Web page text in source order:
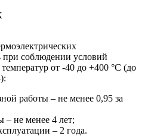
соблюдении условий
от -40 до +400 °С (до
работы – не менее 0,95 за
– не менее 4 лет;
– 2 года.